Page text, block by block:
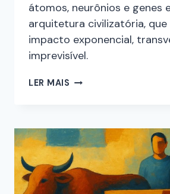
átomos, neurônios e genes
arquitetura civilizatória,
impacto exponencial,
imprevisível.
LER MAIS